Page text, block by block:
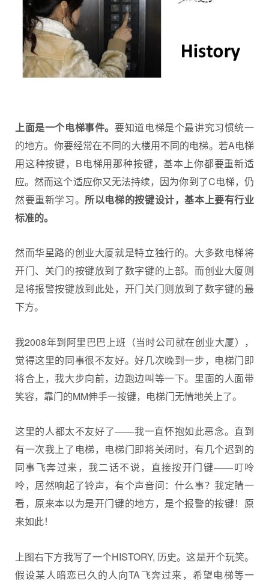
上面是一个电梯事件。要知道电梯是个最讲究习惯统一
的地方。你要经常在不同的大楼用不同的电梯。若A电梯
用这种按键，B电梯用那种按键，基本上你都要重新适
应。然而这个适应你又无法持续，因为你到了C电梯，仍
然要重新学习。所以电梯的按键设计，基本上要有行业
标准的。
然而华星路的创业大厦就是特立独行的。大多数电梯将
开门、关门的按键放到了数字键的上部。而创业大厦则
是将报警按键放到此处，开门关门则放到了数字键的最
下方。
我2008年到阿里巴巴上班（当时公司就在创业大厦），
觉得这里的同事很不友好。好几次晚到一步，电梯门即
将合上，我大步向前，边跑边叫等一下。里面的人面带
笑容，靠门的MM伸手一按键，电梯门无情地关上了。
这里的人都太不友好了——我一直怀抱如此恶念。直到
有一次我上了电梯，电梯门即将关闭时，有几个迟到的
同事飞奔过来，我二话不说，直接按开门键——叮呤
呤，居然响起了铃声，有个声音问：什么事？我定睛一
看，原来本以为是开门键的地方，是个报警的按键！原
来如此！
上图右下方我写了一个HISTORY, 历史。这是开个玩笑。
假设某人暗恋已久的人向TA飞奔过来，希望电梯等一